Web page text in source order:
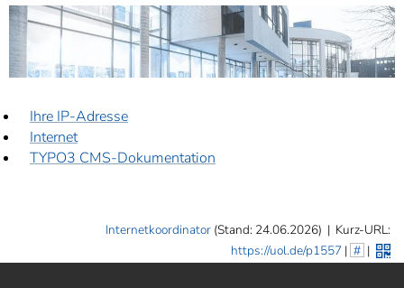
7]
Informationen zur
Barrierefreiheit
Ihre IP-Adresse
Internet
TYPO3 CMS-Dokumentation
Internetkoordinator (Stand: 24.06.2026) | Kurz-URL:
https://uol.de/p1557 | # |